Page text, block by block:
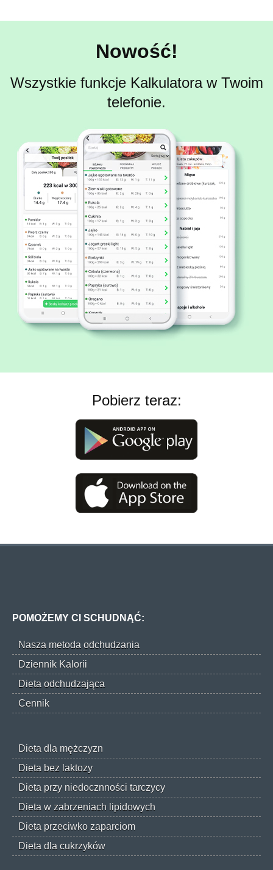
Nowość!
Wszystkie funkcje Kalkulatora w Twoim
telefonie.
Pobierz teraz:
POMOŻEMY CI SCHUDNĄĆ:
Nasza metoda odchudzania
Dziennik Kalorii
Dieta odchudzająca
Cennik
Dieta dla mężczyzn
Dieta bez laktozy
Dieta przy niedocznności tarczycy
Dieta w zabrzeniach lipidowych
Dieta przeciwko zaparciom
Dieta dla cukrzyków